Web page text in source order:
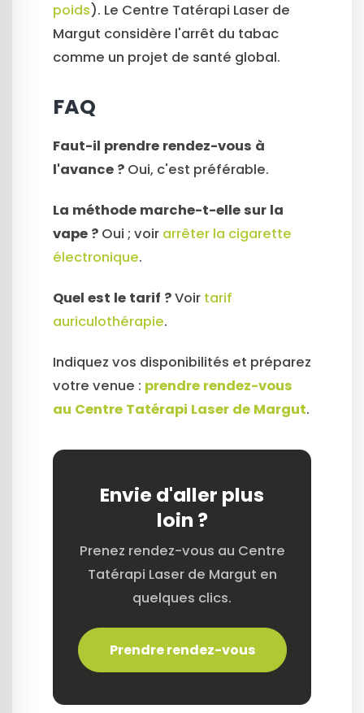
poids). Le Centre Tatérapi Laser de
Margut considère l'arrêt du tabac
comme un projet de santé global.
FAQ
Faut-il prendre rendez-vous à
l'avance ? Oui, c'est préférable.
La méthode marche-t-elle sur la
vape ? Oui ; voir arrêter la cigarette
électronique.
Quel est le tarif ?Voir tarif
auriculothérapie.
Indiquez vos disponibilités et préparez
votre venue : prendre rendez-vous
au Centre Tatérapi Laser de Margut.
Envie d'aller plus
loin ?
Prenez rendez-vous au Centre
Tatérapi Laser de Margut en
quelques clics.
Prendre rendez-vous